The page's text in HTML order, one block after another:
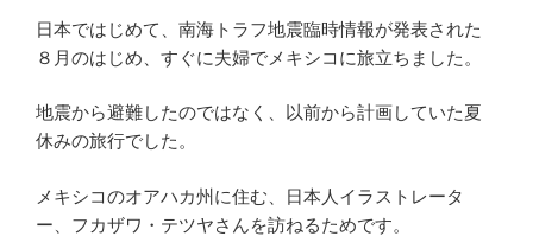
日本ではじめて、南海トラフ地震臨時情報が発表された
８月のはじめ、すぐに夫婦でメキシコに旅立ちました。
地震から避難したのではなく、以前から計画していた夏
休みの旅行でした。
メキシコのオアハカ州に住む、日本人イラストレータ
ー、フカザワ・テツヤさんを訪ねるためです。